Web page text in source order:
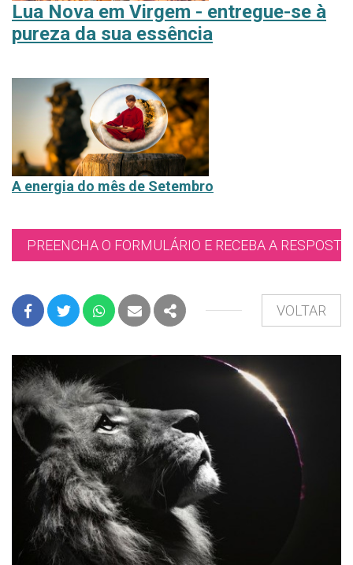
Lua Nova em Virgem - entregue-se à
pureza da sua essência
A energia do mês de Setembro
PREENCHA O FORMULÁRIO E RECEBA A
FACEBOOK
TWITTERWHATSAPP
E-MAILPARTILHAR
VOLTAR